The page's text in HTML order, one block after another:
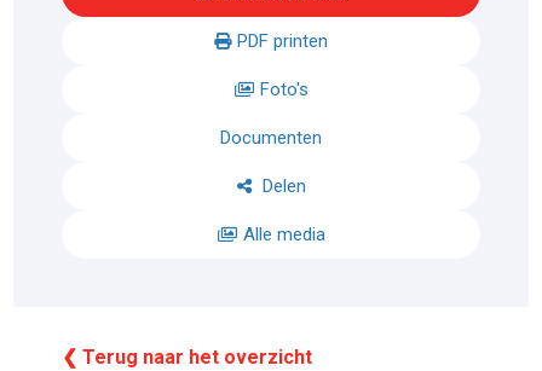
PDF printen
Foto's
Documenten
Delen
Alle media
❮ Terug naar het overzicht